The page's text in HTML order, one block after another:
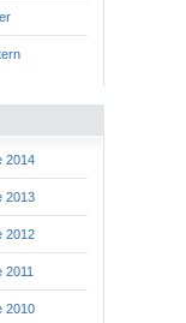
2014
2013
2012
2011
2010